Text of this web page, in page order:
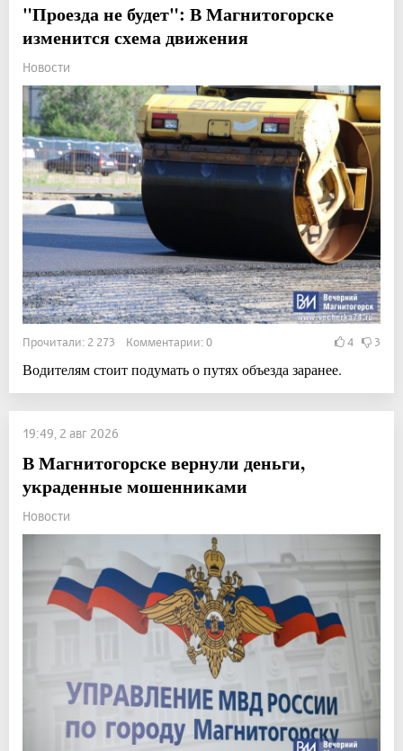
"Проезда не будет": В Магнитогорске
изменится схема движения
Новости
Прочитали: 2 273 Комментарии: 0 4 3
Водителям стоит подумать о путях объезда заранее.
19:49, 2 авг 2026
В Магнитогорске вернули деньги,
украденные мошенниками
Новости